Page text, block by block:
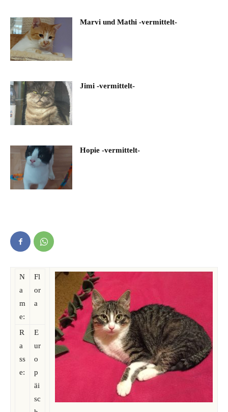
Marvi und Mathi -vermittelt-
Jimi -vermittelt-
Hopie -vermittelt-